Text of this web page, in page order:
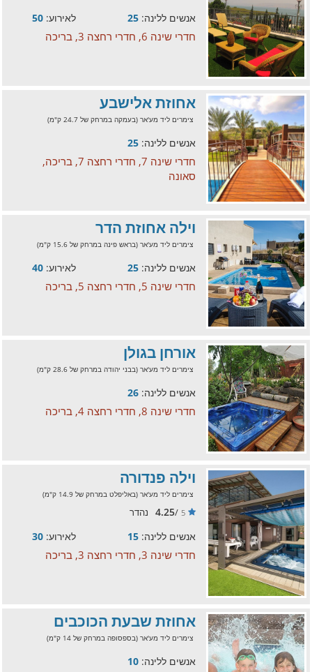
אנשים ללינה: 25 לאירוע: 50
חדרי שינה 6, חדרי רחצה 3, בריכה
אחוזת אלישבע
צימרים ליד מע'אר (בעמקה במרחק של 24.7 ק"מ)
אנשים ללינה: 25
חדרי שינה 7, חדרי רחצה 7, בריכה,
סאונה
וילה אחוזת הדר
צימרים ליד מע'אר (בראש פינה במרחק של 15.6 ק"מ)
אנשים ללינה: 25 לאירוע: 40
חדרי שינה 5, חדרי רחצה 5, בריכה
אורחן בגולן
צימרים ליד מע'אר (בבני יהודה במרחק של 28.6 ק"מ)
אנשים ללינה: 26
חדרי שינה 8, חדרי רחצה 4, בריכה
וילה פנדורה
צימרים ליד מע'אר (באליפלט במרחק של 14.9 ק"מ)
5
/
4.25 נהדר
אנשים ללינה: 15 לאירוע: 30
חדרי שינה 3, חדרי רחצה 3, בריכה
אחוזת שבעת הכוכבים
צימרים ליד מע'אר (בספסופה במרחק של 14 ק"מ)
אנשים ללינה: 10